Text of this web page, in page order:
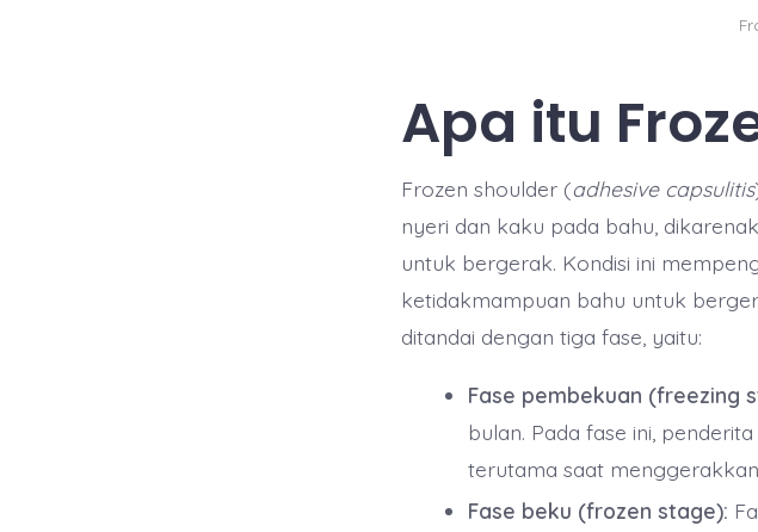
Apa itu
Frozen shoulder (adhesive capsulitis
nyeri dan kaku pada bahu,
untuk bergerak. Kondisi ini
ketidakmampuan bahu untuk
ditandai dengan tiga fase, yaitu:
Fase pembekuan (freezing
bulan. Pada fase ini,
terutama saat
Fase beku (frozen stage):